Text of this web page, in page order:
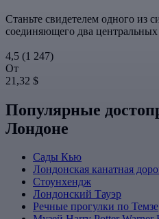
Станьте свидетелем одного из
соединяющего два центральных
4,5 (1 247)
От
21,32 $
Популярные
Лондоне
Сады Кью
Лондонская канатная
Стоунхендж
Лондонский Тауэр
Речные прогулки по Темзе